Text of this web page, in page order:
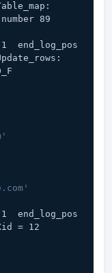
89
end_log_pos
end_log_pos
= 12